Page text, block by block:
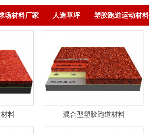
场材料厂家 人造草坪 塑胶跑道运动材料
料 混合型塑胶跑道材料